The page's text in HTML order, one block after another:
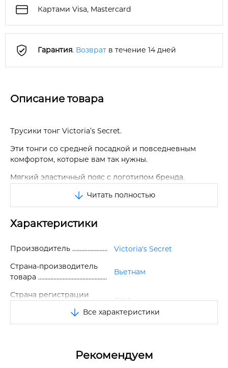
Картами Visa, Mastercard
Гарантия. Возврат в течение 14 дней
Описание товара
Трусики тонг Victoria’s Secret.
Эти тонги со средней посадкой и повседневным
комфортом, которые вам так нужны.
Мягкий эластичный пояс с логотипом бренда.
Трусики с оригинальным принтом.
Читать полностью
Характеристики
Производитель
Victoria's Secret
Страна-производитель
товара
Вьетнам
Страна регистрации
США
Размер
M
57% хлопок, 38% модал, 5%
Все характеристики
Рекомендуем